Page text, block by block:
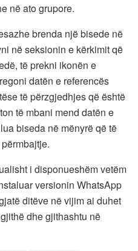
në ato grupore.
brenda një bisede në
në seksionin e kërkimit që
të prekni ikonën e
datën e referencës
të përzgjedhjes që është
të mbani mend datën e
biseda në mënyrë që të
i disponueshëm vetëm
versionin WhatsApp
ditëve në vijim ai duhet
dhe gjithashtu në